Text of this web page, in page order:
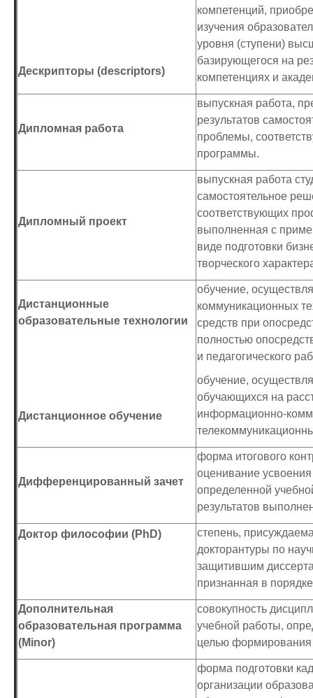
Дескрипторы (descriptors)
компетенций,
изучения
уровня (ступени)
базирующегося на
компетенциях и
Дипломная работа
выпускная работа,
результатов
проблемы,
программы.
Дипломный проект
выпускная работа
самостоятельное
соответствующих
выполненная с
виде подготовки
творческого
Дистанционные
образовательные технологии
Дистанционное обучение
обучение,
коммуникационных
средств при
полностью
и педагогического
обучение,
обучающихся на
информационно-
Дифференцированный зачет
форма итогового
оценивание
определенной
результатов
Доктор философии (PhD)
степень,
докторантуры по
защитившим
признанная в
Дополнительная
образовательная программа
(Мinor)
совокупность
учебной работы,
целью формирования
форма подготовки
организации